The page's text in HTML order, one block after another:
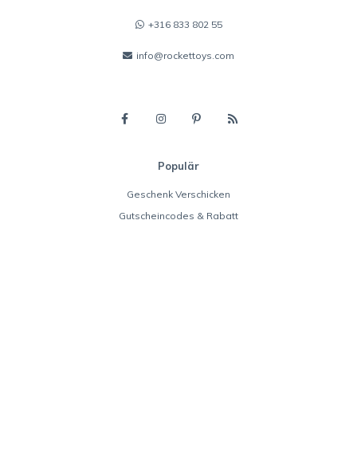
+316 833 802 55
info@rockettoys.com
Populär
Geschenk Verschicken
Gutscheincodes & Rabatt